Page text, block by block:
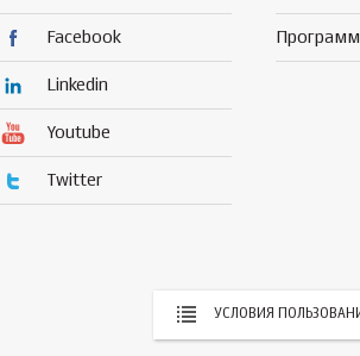
Facebook
Linkedin
Youtube
Twitter
УСЛОВИЯ